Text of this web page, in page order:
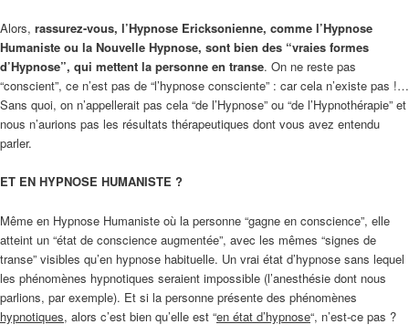
Alors, rassurez-vous, l’Hypnose Ericksonienne, comme l’Hypnose
Humaniste ou la Nouvelle Hypnose, sont bien des “vraies formes
d’Hypnose”, qui mettent la personne en transe. On ne reste pas
“conscient”, ce n’est pas de “l’hypnose consciente” : car cela n’existe pas !…
Sans quoi, on n’appellerait pas cela “de l’Hypnose” ou “de l’Hypnothérapie” et
nous n’aurions pas les résultats thérapeutiques dont vous avez entendu
parler.
ET EN HYPNOSE HUMANISTE ?
Même en Hypnose Humaniste où la personne “gagne en conscience”, elle
atteint un “état de conscience augmentée”, avec les mêmes “signes de
transe” visibles qu’en hypnose habituelle. Un vrai état d’hypnose sans lequel
les phénomènes hypnotiques seraient impossible (l’anesthésie dont nous
parlions, par exemple). Et si la personne présente des phénomènes
hypnotiques, alors c’est bien qu’elle est “en état d’hypnose“, n’est-ce pas ?